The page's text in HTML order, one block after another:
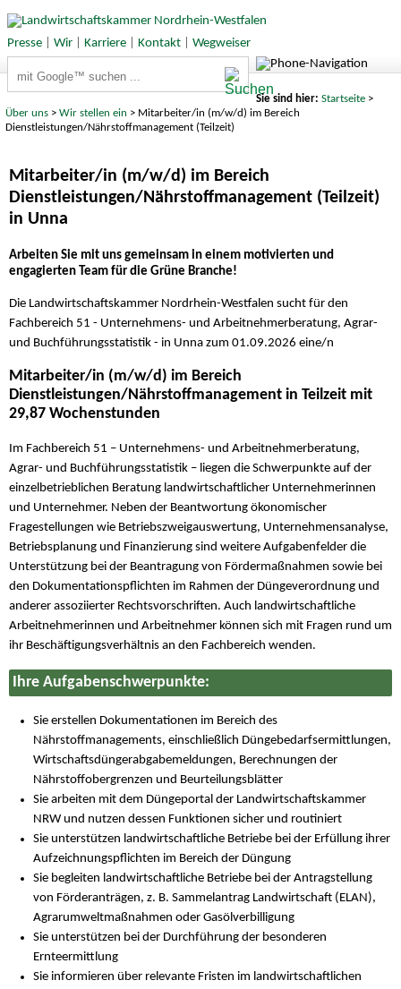
Presse| Wir| Karriere| Kontakt| Wegweiser
Sie sind hier: Startseite>
Über uns >Wir stellen ein > Mitarbeiter/in (m/w/d) im Bereich
Dienstleistungen/Nährstoffmanagement (Teilzeit)
Mitarbeiter/in (m/w/d) im Bereich
Dienstleistungen/Nährstoffmanagement (Teilzeit)
in Unna
Arbeiten Sie mit uns gemeinsam in einem motivierten und
engagierten Team für die Grüne Branche!
Die Landwirtschaftskammer Nordrhein-Westfalen sucht für den
Fachbereich 51 - Unternehmens- und Arbeitnehmerberatung, Agrar-
und Buchführungsstatistik - in Unna zum 01.09.2026 eine/n
Mitarbeiter/in (m/w/d) im Bereich
Dienstleistungen/Nährstoffmanagement in Teilzeit mit
29,87 Wochenstunden
Im Fachbereich 51 – Unternehmens- und Arbeitnehmerberatung,
Agrar- und Buchführungsstatistik – liegen die Schwerpunkte auf der
einzelbetrieblichen Beratung landwirtschaftlicher Unternehmerinnen
und Unternehmer. Neben der Beantwortung ökonomischer
Fragestellungen wie Betriebszweigauswertung, Unternehmensanalyse,
Betriebsplanung und Finanzierung sind weitere Aufgabenfelder die
Unterstützung bei der Beantragung von Fördermaßnahmen sowie bei
den Dokumentationspflichten im Rahmen der Düngeverordnung und
anderer assoziierter Rechtsvorschriften. Auch landwirtschaftliche
Arbeitnehmerinnen und Arbeitnehmer können sich mit Fragen rund um
ihr Beschäftigungsverhältnis an den Fachbereich wenden.
Ihre Aufgabenschwerpunkte:
Sie erstellen Dokumentationen im Bereich des
Nährstoffmanagements, einschließlich Düngebedarfsermittlungen,
Wirtschaftsdüngerabgabemeldungen, Berechnungen der
Nährstoffobergrenzen und Beurteilungsblätter
Sie arbeiten mit dem Düngeportal der Landwirtschaftskammer
NRW und nutzen dessen Funktionen sicher und routiniert
Sie unterstützen landwirtschaftliche Betriebe bei der Erfüllung ihrer
Aufzeichnungspflichten im Bereich der Düngung
Sie begleiten landwirtschaftliche Betriebe bei der Antragstellung
von Förderanträgen, z. B. Sammelantrag Landwirtschaft (ELAN),
Agrarumweltmaßnahmen oder Gasölverbilligung
Sie unterstützen bei der Durchführung der besonderen
Ernteermittlung
Sie informieren über relevante Fristen im landwirtschaftlichen